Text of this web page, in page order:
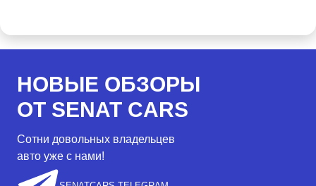
НОВЫЕ ОБЗОРЫ
ОТ SENAT CARS
Сотни довольных владельцев
авто уже с нами!